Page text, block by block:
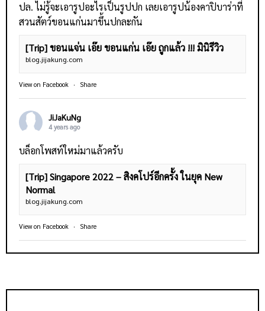
ปล. ไม่รู้จะเอารูปอะไรเป็นรูปปก เลยเอารูปน้องคาปิบาร่าที่
สวนสัตว์ขอนแก่นมาขึ้นปกละกัน
[Trip] ขอนแจ่น เอ๊ย ขอนแก่น เอ๊ย ถูกแล้ว !!! มินิรีวิว
blog.jijakung.com
View on Facebook · Share
JiJaKuNg
4 years ago
บล็อกโพสท์ใหม่มาแล้วครับ
[Trip] Singapore 2022 – สิงคโปร์อีกครั้ง ในยุค New
Normal
blog.jijakung.com
View on Facebook · Share